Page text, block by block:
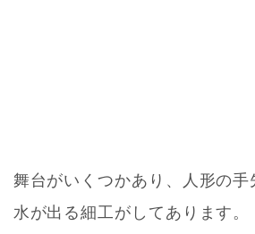
舞台がいくつかあり、人形の手
水が出る細工がしてあります。